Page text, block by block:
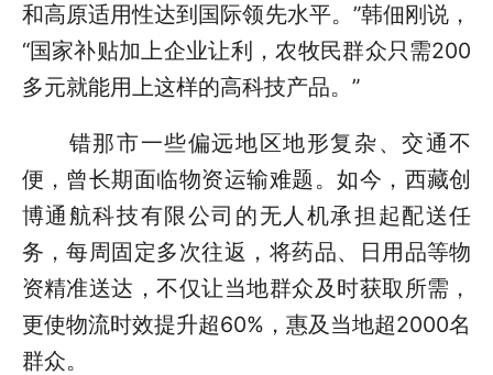
和高原适用性达到国际领先水平。”韩佃刚说，
“国家补贴加上企业让利，农牧民群众只需200
多元就能用上这样的高科技产品。”
错那市一些偏远地区地形复杂、交通不
便，曾长期面临物资运输难题。如今，西藏创
博通航科技有限公司的无人机承担起配送任
务，每周固定多次往返，将药品、日用品等物
资精准送达，不仅让当地群众及时获取所需，
更使物流时效提升超60%，惠及当地超2000名
群众。